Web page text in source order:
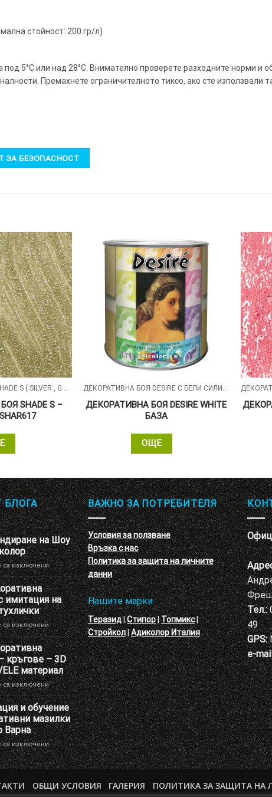
стойност: 200 гр/л)
5°C или над 28°C. Внимателно проверете разходните норми и
Премахнете ограничителното тиксо, ако сте използвали
ЗА БЕЗОПАСНОСТ
ДЕКОРАТИВНА БОЯ SHADE S ( SILVER , GOLD , ALUMIN ) СЪС ПЕРЛЕН ПЯСЪЧЕН ЕФЕКТ
SHADE S –
ДЕКОРАТИВНА БОЯ DESIRE С БЕЛИ СИЛИКОНОВИ ЧАСТИЦИ
ДЕКОРАТИВНА БОЯ DESIRE WHITE
БАЗА
ОЩЕ
БЛОГА
на Шоу
са изключениза
Ново
брандиране
на
Шоу
РУМ
Адиколор
имитация на
са изключениза
Нова
декоративна
мазилка
с
имитация
на
перлени
тухлички
кръгове – 3D
материал
са изключениза
Нова
декоративна
мазилка
–
кръгове
–
3D
ефект
VELE
материал
и обучение
мазилки
Варна
са изключениза
Презентация
и
на
декоративни
ВАЖНО ЗА ПОТРЕБИТЕЛЯ
Условия за ползване
Връзка с нас
Политика за защита на личните
данни
Нашите марки
Теразид|Стипор|Топмикс|
Стройкол|Адиколор Италия
Тел.:
49
GPS:
e-
ОБЩИ УСЛОВИЯ ГАЛЕРИЯ ПОЛИТИКА ЗА ЗАЩИТА НА